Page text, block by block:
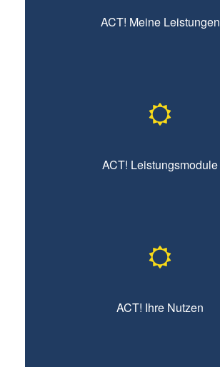
ACT! Meine Leistungen
Hier erfahren Sie mehr
ACT! Leistungsmodule
Hier erfahren Sie mehr
ACT! Ihre Nutzen
Hier erfahren Sie mehr